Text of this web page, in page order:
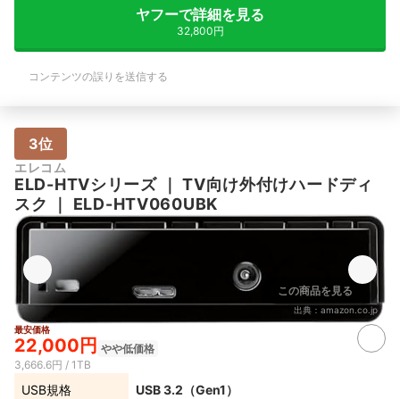
ヤフーで詳細を見る
32,800円
コンテンツの誤りを送信する
3位
エレコム
ELD-HTVシリーズ｜TV向け外付けハードディ
スク
ELD-HTV060UBK
この商品を見る
出典： amazon.co.jp
最安価格
22,000円 やや低価格
3,666.6円 / 1TB
USB規格 USB 3.2（Gen1）